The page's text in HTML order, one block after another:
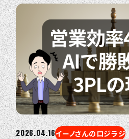
2026.04.16イーノさんのロジラジ